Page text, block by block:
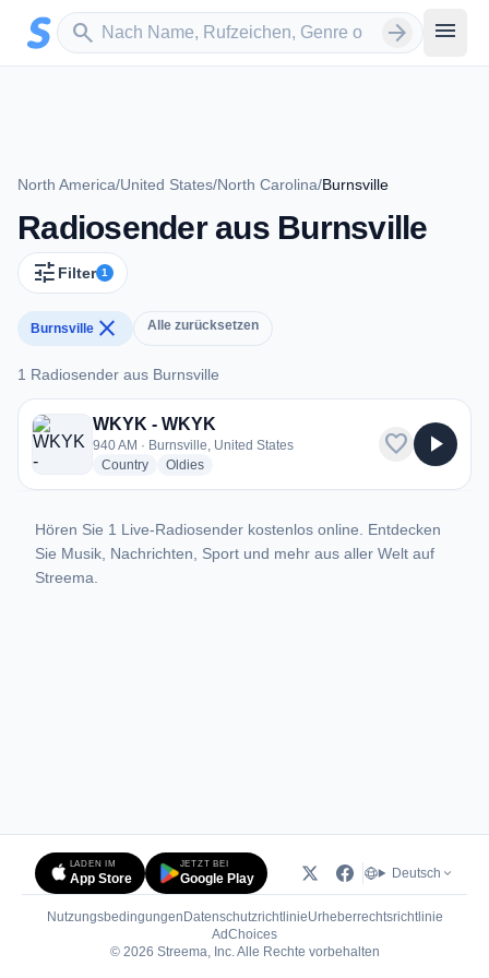
Zum Hauptinhalt springen
search
Sender suchen arrow_forward menu
North America/United States/North Carolina/Burnsville
Radiosender aus Burnsville
tune Filter 1
Burnsville close Alle zurücksetzen
1 Radiosender aus Burnsville
1 Radiosender aus Burnsville
WKYK - WKYK
940 AM · Burnsville, United States
Countryradio stations
Oldiesradio stations
favorite play_arrow
Hören Sie 1 Live-Radiosender kostenlos online. Entdecken
Sie Musik, Nachrichten, Sport und mehr aus aller Welt auf
Streema.
LADEN IM
App Store
JETZT BEI
Google Play Deutsch
Nutzungsbedingungen DatenschutzrichtlinieUrheberrechtsrichtlinie
AdChoices(öffnet in neuem Tab)
© 2026 Streema, Inc. Alle Rechte vorbehalten